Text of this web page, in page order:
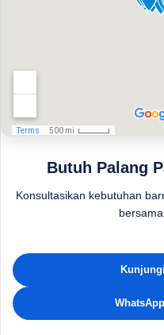
Butuh Palang
Konsultasikan kebutuhan